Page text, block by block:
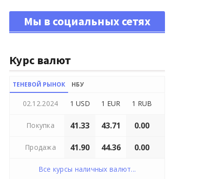
Мы в социальных сетях
Курс валют
ТЕНЕВОЙ РЫНОК НБУ
02.12.2024 1 USD 1 EUR 1 RUB
Покупка 41.33 43.71 0.00
Продажа 41.90 44.36 0.00
Все курсы наличных валют...